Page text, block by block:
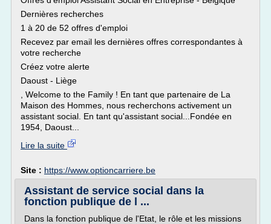
Dernières recherches
1 à 20 de 52 offres d'emploi
Recevez par email les dernières offres correspondantes à
votre recherche
Créez votre alerte
Daoust - Liège
, Welcome to the Family ! En tant que partenaire de La
Maison des Hommes, nous recherchons activement un
assistant social. En tant qu'assistant social...Fondée en
1954, Daoust...
Lire la suite
Site : https://www.optioncarriere.be
Assistant de service social dans la
fonction publique de l ...
Dans la fonction publique de l'Etat, le rôle et les missions